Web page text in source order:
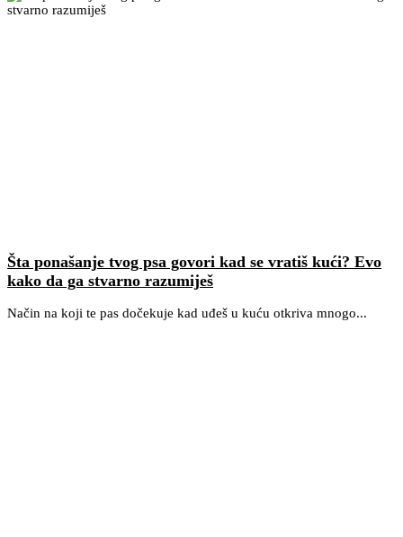
Šta ponašanje tvog psa govori kad se vratiš kući? Evo
kako da ga stvarno razumiješ
Način na koji te pas dočekuje kad uđeš u kuću otkriva mnogo...